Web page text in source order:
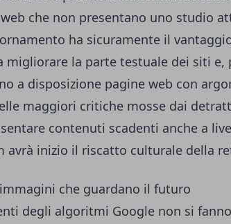
che non presentano uno studio
ha sicuramente il
migliorare la parte testuale dei siti
a disposizione pagine web con
maggiori critiche mosse dai
contenuti scadenti anche a
avrà inizio il riscatto culturale della
che guardano il futuro
degli algoritmi Google non si